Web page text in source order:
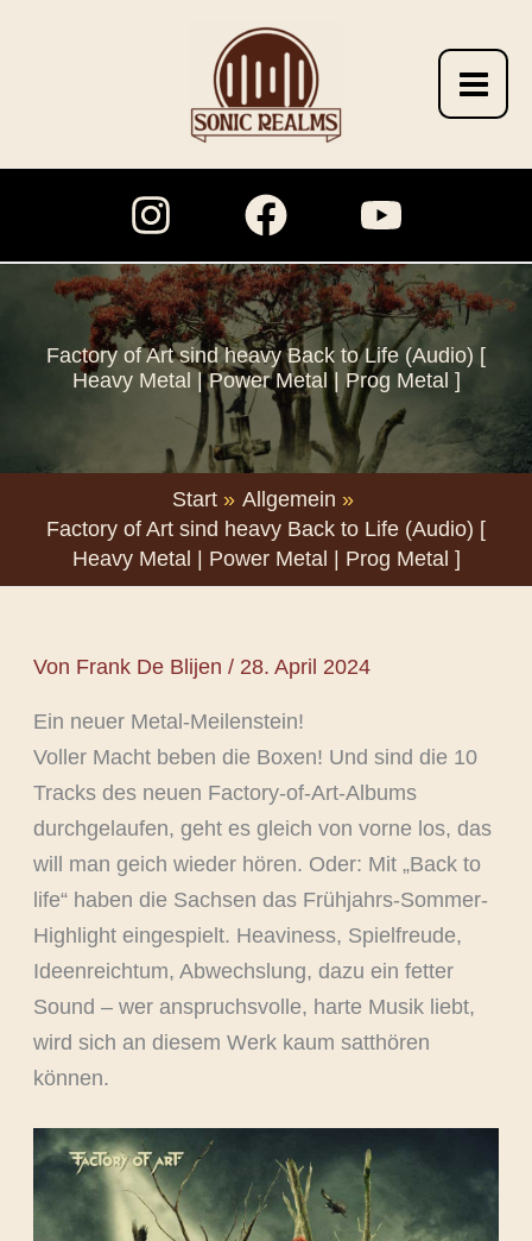
Factory of Art sind heavy Back to Life (Audio) [
Heavy Metal | Power Metal | Prog Metal ]
Start
Allgemein
Factory of Art sind heavy Back to Life (Audio) [
Heavy Metal | Power Metal | Prog Metal ]
Von Frank De Blijen / 28. April 2024
Ein neuer Metal-Meilenstein!
Voller Macht beben die Boxen! Und sind die 10
Tracks des neuen Factory-of-Art-Albums
durchgelaufen, geht es gleich von vorne los, das
will man geich wieder hören. Oder: Mit „Back to
life“ haben die Sachsen das Frühjahrs-Sommer-
Highlight eingespielt. Heaviness, Spielfreude,
Ideenreichtum, Abwechslung, dazu ein fetter
Sound – wer anspruchsvolle, harte Musik liebt,
wird sich an diesem Werk kaum satthören
können.